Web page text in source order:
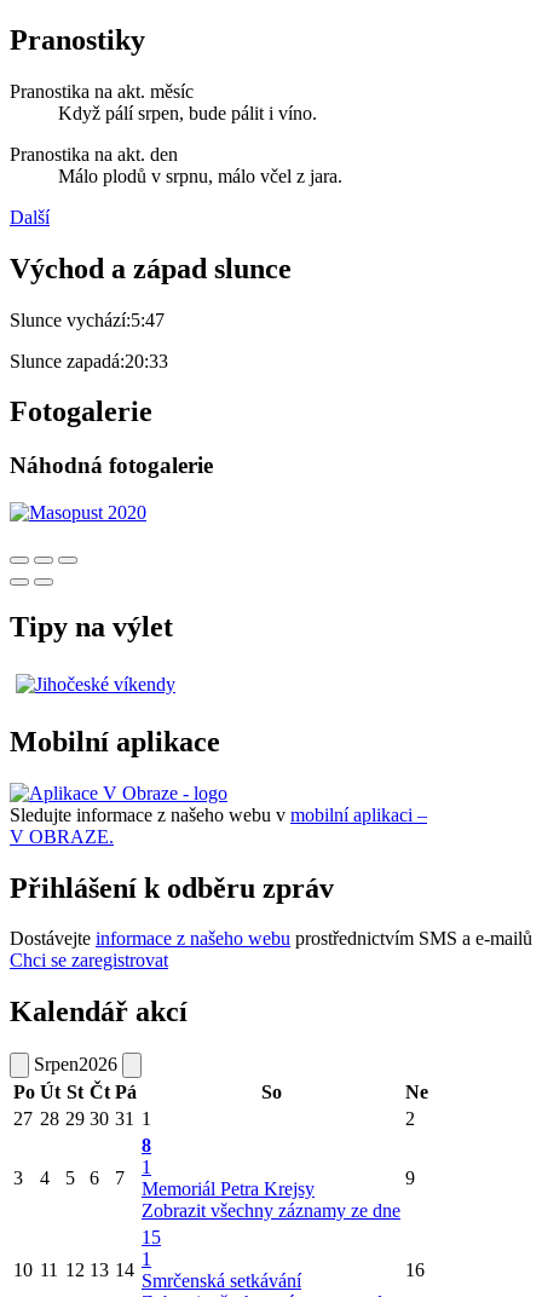
Pranostiky
Pranostika na akt. měsíc
Když pálí srpen, bude pálit i víno.
Pranostika na akt. den
Málo plodů v srpnu, málo včel z jara.
Další
Východ a západ slunce
Slunce vychází:5:47
Slunce zapadá:20:33
Fotogalerie
Náhodná fotogalerie
Tipy na výlet
Mobilní aplikace
Sledujte informace z našeho webu v mobilní aplikaci –
V OBRAZE.
Přihlášení k odběru zpráv
Dostávejte informace z našeho webu prostřednictvím SMS a e-mailů
Chci se zaregistrovat
Kalendář akcí
Srpen2026
Po Út St Čt Pá So
Ne
27 28 29 30 31 1 2
3 4 5 6 7
8
1
Memoriál Petra Krejsy
Zobrazit všechny záznamy ze dne
9
10 11 12 13 14
15
1
Smrčenská setkávání
16